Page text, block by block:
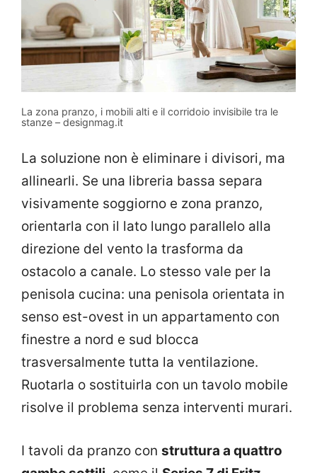
La zona pranzo, i mobili alti e il corridoio invisibile tra le
stanze – designmag.it
La soluzione non è eliminare i divisori, ma
allinearli. Se una libreria bassa separa
visivamente soggiorno e zona pranzo,
orientarla con il lato lungo parallelo alla
direzione del vento la trasforma da
ostacolo a canale. Lo stesso vale per la
penisola cucina: una penisola orientata in
senso est-ovest in un appartamento con
finestre a nord e sud blocca
trasversalmente tutta la ventilazione.
Ruotarla o sostituirla con un tavolo mobile
risolve il problema senza interventi murari.
I tavoli da pranzo con struttura a quattro